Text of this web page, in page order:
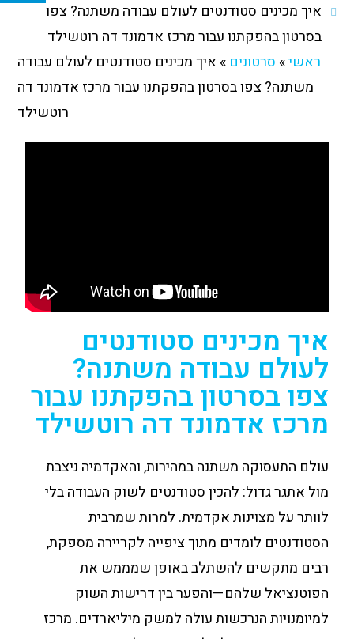
איך מכינים סטודנטים לעולם עבודה משתנה? צפו
בסרטון בהפקתנו עבור מרכז אדמונד דה רוטשילד
ראשי» סרטונים » איך מכינים סטודנטים לעולם עבודה
משתנה? צפו בסרטון בהפקתנו עבור מרכז אדמונד דה
רוטשילד
איך מכינים סטודנטים
לעולם עבודה משתנה?
צפו בסרטון בהפקתנו עבור
מרכז אדמונד דה רוטשילד
עולם התעסוקה משתנה במהירות, והאקדמיה ניצבת
מול אתגר גדול: להכין סטודנטים לשוק העבודה בלי
לוותר על מצוינות אקדמית. למרות שמרבית
הסטודנטים לומדים מתוך ציפייה לקריירה מספקת,
רבים מתקשים להשתלב באופן שמממש את
הפוטנציאל שלהם—והפער בין דרישות השוק
למיומנויות הנרכשות עולה למשק מיליארדים. מרכז